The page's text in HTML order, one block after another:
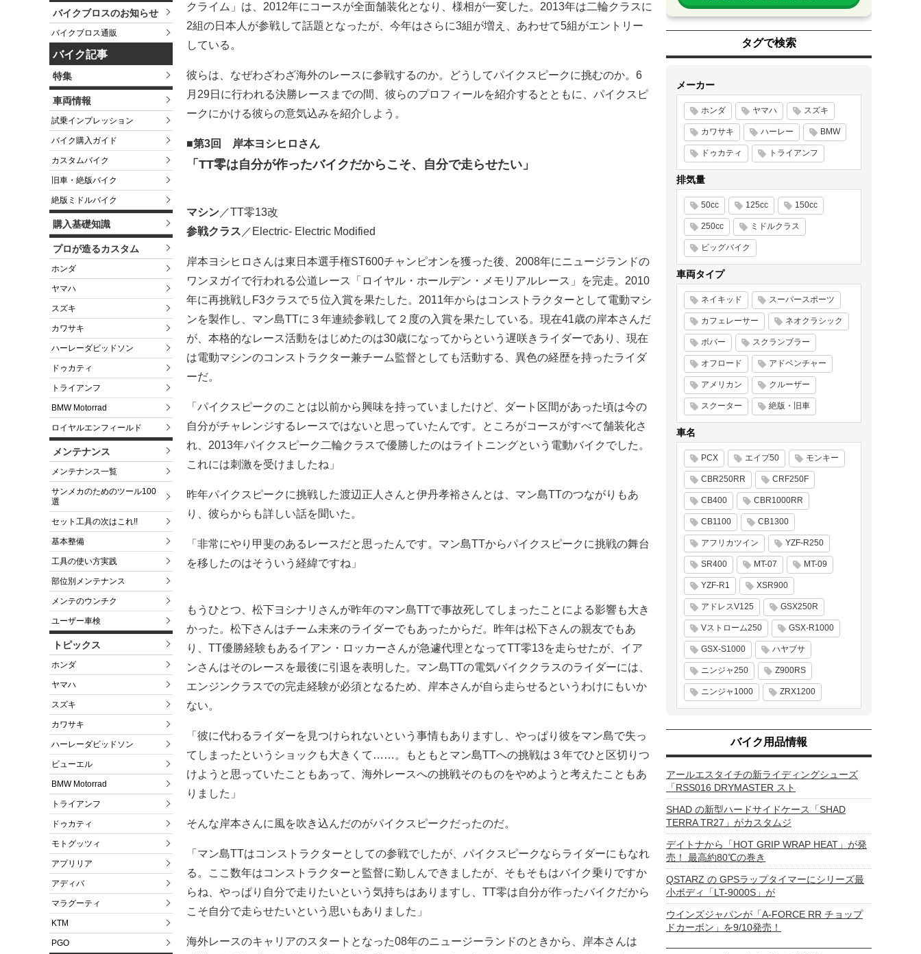
バイクブロスのお知らせ
バイクブロス通販
バイク記事
特集
車両情報
試乗インプレッション
バイク購入ガイド
カスタムバイク
旧車・絶版バイク
絶版ミドルバイク
購入基礎知識
プロが造るカスタム
ホンダ
ヤマハ
スズキ
カワサキ
ハーレーダビッドソン
ドゥカティ
トライアンフ
BMW Motorrad
ロイヤルエンフィールド
メンテナンス
メンテナンス一覧
サンメカのためのツール100
選
セット工具の次はこれ!!
基本整備
工具の使い方実践
部位別メンテナンス
メンテのウンチク
ユーザー車検
トピックス
ホンダ
ヤマハ
スズキ
カワサキ
ハーレーダビッドソン
ビューエル
BMW Motorrad
トライアンフ
ドゥカティ
モトグッツィ
アプリリア
アディバ
マラグーティ
KTM
PGO
クライム」は、2012年にコースが全面舗装化となり、様相が一変した。2013年は二輪クラスに
2組の日本人が参戦して話題となったが、今年はさらに3組が増え、あわせて5組がエントリー
している。
彼らは、なぜわざわざ海外のレースに参戦するのか。どうしてパイクスピークに挑むのか。6
月29日に行われる決勝レースまでの間、彼らのプロフィールを紹介するとともに、パイクスピ
ークにかける彼らの意気込みを紹介しよう。
■第3回 岸本ヨシヒロさん
「TT零は自分が作ったバイクだからこそ、自分で走らせたい」
マシン ／TT零13改
参戦クラス ／Electric- Electric Modified
岸本ヨシヒロさんは東日本選手権ST600チャンピオンを獲った後、2008年にニュージランドの
ワンヌガイで行われる公道レース「ロイヤル・ホールデン・メモリアルレース」を完走。2010
年に再挑戦しF3クラスで５位入賞を果たした。2011年からはコンストラクターとして電動マシ
ンを製作し、マン島TTに３年連続参戦して２度の入賞を果たしている。現在41歳の岸本さんだ
が、本格的なレース活動をはじめたのは30歳になってからという遅咲きライダーであり、現在
は電動マシンのコンストラクター兼チーム監督としても活動する、異色の経歴を持ったライダ
ーだ。
「パイクスピークのことは以前から興味を持っていましたけど、ダート区間があった頃は今の
自分がチャレンジするレースではないと思っていたんです。ところがコースがすべて舗装化さ
れ、2013年パイクスピーク二輪クラスで優勝したのはライトニングという電動バイクでした。
これには刺激を受けましたね」
昨年パイクスピークに挑戦した渡辺正人さんと伊丹孝裕さんとは、マン島TTのつながりもあ
り、彼らからも詳しい話を聞いた。
「非常にやり甲斐のあるレースだと思ったんです。マン島TTからパイクスピークに挑戦の舞台
を移したのはそういう経緯ですね」
もうひとつ、松下ヨシナリさんが昨年のマン島TTで事故死してしまったことによる影響も大き
かった。松下さんはチーム未来のライダーでもあったからだ。昨年は松下さんの親友でもあ
り、TT優勝経験もあるイアン・ロッカーさんが急遽代理となってTT零13を走らせたが、イア
ンさんはそのレースを最後に引退を表明した。マン島TTの電気バイククラスのライダーには、
エンジンクラスでの完走経験が必須となるため、岸本さんが自ら走らせるというわけにもいか
ない。
「彼に代わるライダーを見つけられないという事情もありますし、やっぱり彼をマン島で失っ
てしまったというショックも大きくて……。もともとマン島TTへの挑戦は３年でひと区切りつ
けようと思っていたこともあって、海外レースへの挑戦そのものをやめようと考えたこともあ
りました」
そんな岸本さんに風を吹き込んだのがパイクスピークだったのだ。
「マン島TTはコンストラクターとしての参戦でしたが、パイクスピークならライダーにもなれ
る。ここ数年はコンストラクターと監督に勤しんできましたが、そもそもはバイク乗りですか
らね、やっぱり自分で走りたいという気持ちはありますし、TT零は自分が作ったバイクだから
こそ自分で走らせたいという思いもありました」
海外レースのキャリアのスタートとなった08年のニュージーランドのときから、岸本さんは
タグで検索
メーカー
ホンダ ヤマハ スズキ
カワサキ ハーレー BMW
ドゥカティ トライアンフ
排気量
50cc 125cc 150cc
250cc ミドルクラス
ビッグバイク
車両タイプ
ネイキッド スーパースポーツ
カフェレーサー ネオクラシック
ボバー スクランブラー
オフロード アドベンチャー
アメリカン クルーザー
スクーター 絶版・旧車
車名
PCX エイプ50 モンキー
CBR250RR CRF250F
CB400 CBR1000RR
CB1100 CB1300
アフリカツイン YZF-R250
SR400 MT-07 MT-09
YZF-R1 XSR900
アドレスV125 GSX250R
Vストローム250 GSX-R1000
GSX-S1000 ハヤブサ
ニンジャ250 Z900RS
ニンジャ1000 ZRX1200
バイク用品情報
アールエスタイチの新ライディングシューズ
「RSS016 DRYMASTER スト
SHAD の新型ハードサイドケース「SHAD
TERRA TR27」がカスタムジ
デイトナから「HOT GRIP WRAP HEAT」が発
売！ 最高約80℃の巻き
QSTARZ の GPSラップタイマーにシリーズ最
小ボディ「LT-9000S」が
ウインズジャパンが「A-FORCE RR チョップ
ドカーボン」を9/10発売！